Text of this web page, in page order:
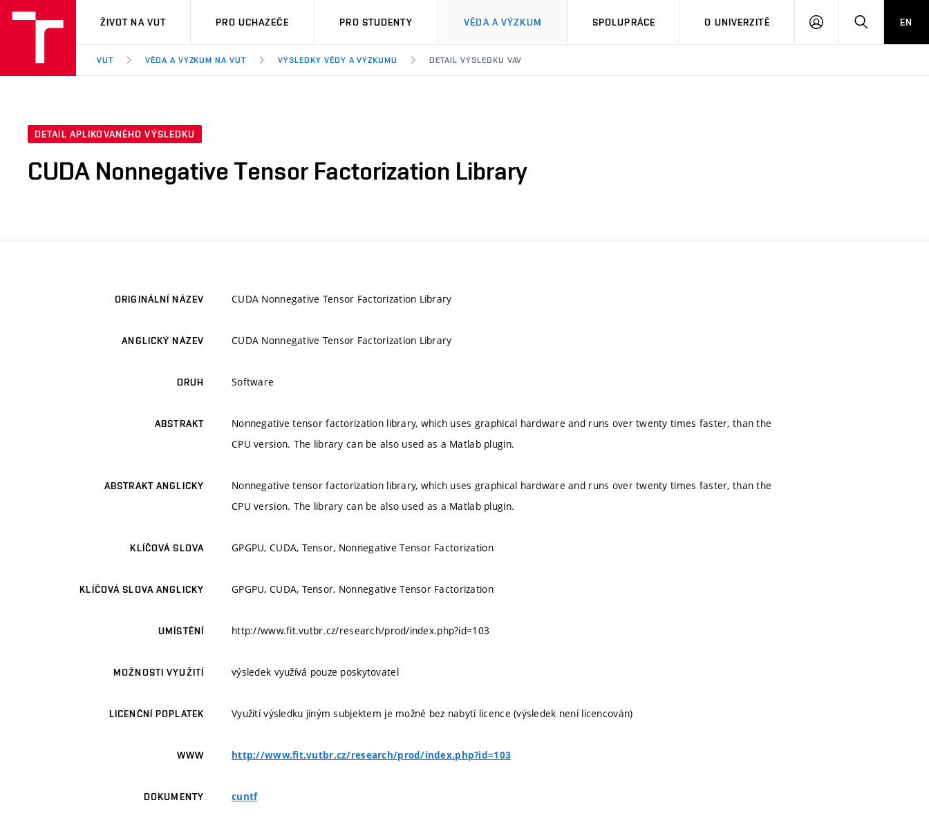
VUT
ŽIVOT NA VUT PRO UCHAZEČE PRO STUDENTY VĚDA A VÝZKUM SPOLUPRÁCE O UNIVERZITĚ
PŘIHLÁSIT HLEDATEN
VUT VĚDA A VÝZKUM NA VUT VÝSLEDKY VĚDY A VÝZKUMU DETAIL VÝSLEDKU VAV
DETAIL APLIKOVANÉHO VÝSLEDKU
CUDA Nonnegative Tensor Factorization Library
ORIGINÁLNÍ NÁZEV CUDA Nonnegative Tensor Factorization Library
ANGLICKÝ NÁZEV CUDA Nonnegative Tensor Factorization Library
DRUH Software
ABSTRAKT
Nonnegative tensor factorization library, which uses graphical hardware and runs over twenty times faster, than the
CPU version. The library can be also used as a Matlab plugin.
ABSTRAKT ANGLICKY
Nonnegative tensor factorization library, which uses graphical hardware and runs over twenty times faster, than the
CPU version. The library can be also used as a Matlab plugin.
KLÍČOVÁ SLOVA GPGPU, CUDA, Tensor, Nonnegative Tensor Factorization
KLÍČOVÁ SLOVA ANGLICKY GPGPU, CUDA, Tensor, Nonnegative Tensor Factorization
UMÍSTĚNÍ http://www.fit.vutbr.cz/research/prod/index.php?id=103
MOŽNOSTI VYUŽITÍ výsledek využívá pouze poskytovatel
LICENČNÍ POPLATEK Využití výsledku jiným subjektem je možné bez nabytí licence (výsledek není licencován)
WWW http://www.fit.vutbr.cz/research/prod/index.php?id=103
DOKUMENTY cuntf